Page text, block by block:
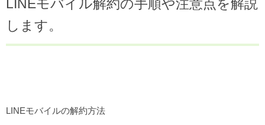
LINEモバイル解約の手順や注意点を解説
します。
LINEモバイルの解約方法